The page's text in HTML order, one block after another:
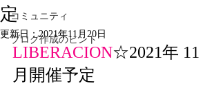
コミュニティ
ブログ作成のヒント
定
更新日：2021年11月20日
LIBERACION☆2021年 11
月開催予定